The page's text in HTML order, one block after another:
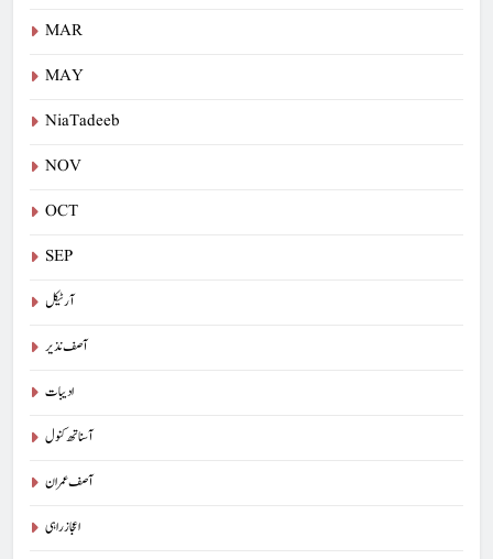
MAR
MAY
NiaTadeeb
NOV
OCT
SEP
آرٹیکل
آصف نذیر
ادیبات
آسناتھ کنول
آصف عمران
اعجاز راہی